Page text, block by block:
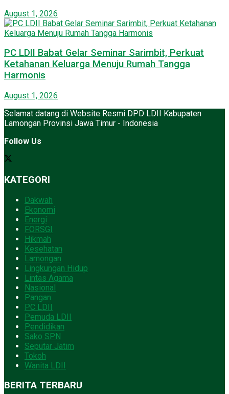
August 1, 2026
PC LDII Babat Gelar Seminar Sarimbit, Perkuat
Ketahanan Keluarga Menuju Rumah Tangga
Harmonis
August 1, 2026
Selamat datang di Website Resmi DPD LDII Kabupaten
Lamongan Provinsi Jawa Timur - Indonesia
Follow Us
KATEGORI
Dakwah
Ekonomi
Energi
FORSGI
Hikmah
Kesehatan
Lamongan
Lingkungan Hidup
Lintas Agama
Nasional
Pangan
PC LDII
Pemuda LDII
Pendidikan
Sako SPN
Seputar Jatim
Tokoh
Wanita LDII
BERITA TERBARU